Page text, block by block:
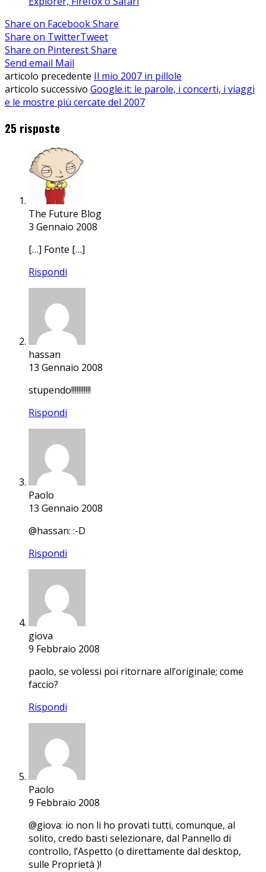
Share on FacebookShare
Share on TwitterTweet
Share on PinterestShare
Send email Mail
articolo precedente Il mio 2007 in pillole
articolo successivo Google.it: le parole, i concerti, i viaggi
e le mostre più cercate del 2007
25 risposte
The Future Blog
3 Gennaio 2008
[…] Fonte […]
Rispondi
hassan
13 Gennaio 2008
stupendo!!!!!!!!!!!
Rispondi
Paolo
13 Gennaio 2008
@hassan: :-D
Rispondi
giova
9 Febbraio 2008
paolo, se volessi poi ritornare all’originale; come
faccio?
Rispondi
Paolo
9 Febbraio 2008
@giova: io non li ho provati tutti, comunque, al
solito, credo basti selezionare, dal Pannello di
controllo, l’Aspetto (o direttamente dal desktop,
sulle Proprietà )!